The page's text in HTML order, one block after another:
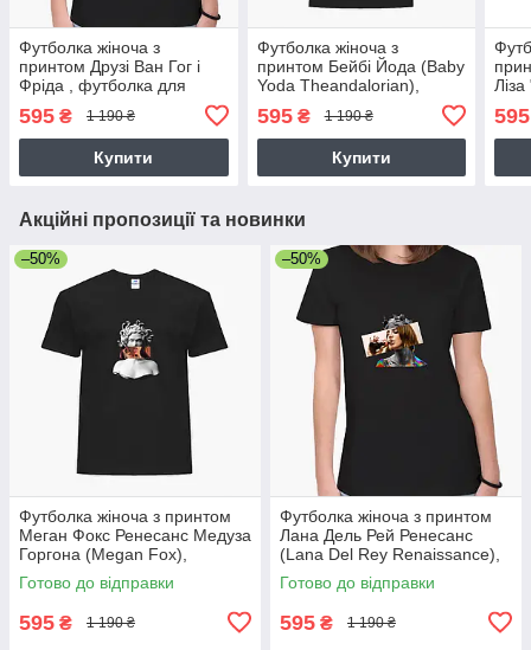
Футболка жіноча з
принтом Друзі Ван Гог і
Фріда , футболка для
жінок про Творчість (Art)
595 ₴ 1 190 ₴
Купити
Футболка жіноча з
принтом Бейбі Йода (Baby
Yoda Theandalorian),
футболка для жінок про
Фільми/Серіали
595₴ 1 190 ₴
Купити
595
Акційні пропозиції та новинки
–50%
Футболка жіноча з принтом
Меган Фокс Ренесанс Медуза
Горгона (Megan Fox),
футболка для жінок про
Творчість (Art)
Готово до відправки
595 ₴ 1 190 ₴
–50%
Футболка жіноча з принтом
Лана Дель Рей Ренесанс
(Lana Del Rey Renaissance),
футболка для жінок про
Музика
Готово до відправки
595 ₴ 1 190 ₴